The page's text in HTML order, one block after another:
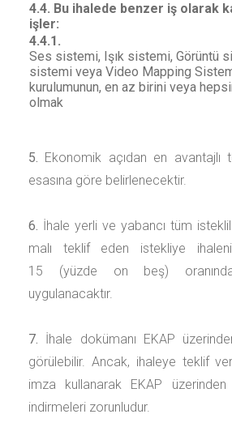
4.4. Bu ihalede benzer iş olarak
işler:
4.4.1.
Ses sistemi, Işık sistemi, Görüntü
sistemi veya Video Mapping
kurulumunun, en az birini veya
olmak
5. Ekonomik açıdan en
esasına göre belirlenecektir.
6. İhale yerli ve yabancı tüm
malı teklif eden istekliye
15 (yüzde on beş)
uygulanacaktır.
7. İhale dokümanı EKAP
görülebilir. Ancak, ihaleye teklif
imza kullanarak EKAP üzerinden
indirmeleri zorunludur.